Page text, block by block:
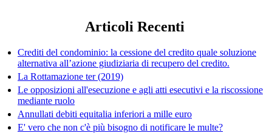
Articoli Recenti
Crediti del condominio: la cessione del credito quale soluzione
alternativa all’azione giudiziaria di recupero del credito.
La Rottamazione ter (2019)
Le opposizioni all'esecuzione e agli atti esecutivi e la riscossione
mediante ruolo
Annullati debiti equitalia inferiori a mille euro
E' vero che non c'è più bisogno di notificare le multe?